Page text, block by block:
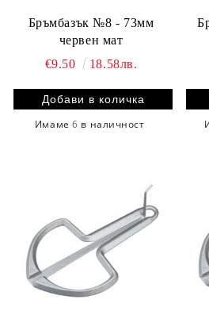
Бръмбазък №8 - 73мм
червен мат
€9.50
18.58лв.
Имаме6 в наличност